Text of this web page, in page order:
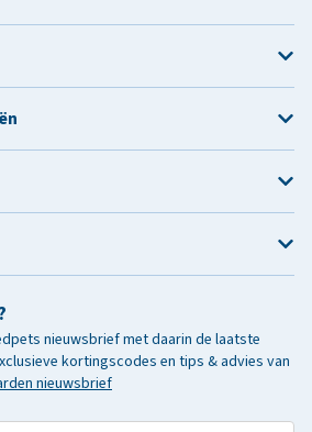
nieuwsbrief met daarin de laatste
kortingscodes en tips & advies van
nieuwsbrief